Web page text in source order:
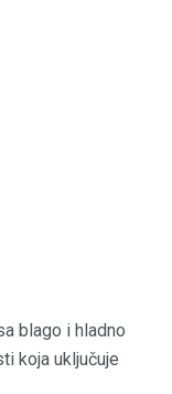
blago i hladno
koja uključuje